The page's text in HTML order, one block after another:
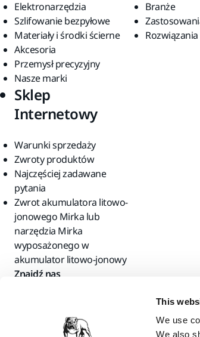
This
We use
We also
Elektronarzędzia
Szlifowanie bezpyłowe
Materiały i środki ścierne
Akcesoria
Przemysł precyzyjny
Nasze marki
Branże
Rozwiązania
Sklep
Internetowy
Warunki sprzedaży
Zwroty produktów
Najczęściej zadawane
pytania
Zwrot akumulatora litowo-
jonowego Mirka lub
narzędzia Mirka
wyposażonego w
akumulator litowo-jonowy
Znajdź nas